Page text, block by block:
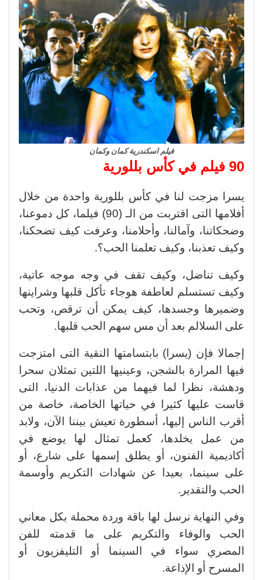
فيلم اسكندرية كمان وكمان
90 فيلم في كأس بللورية
يسرا مزجت لنا في كأس بللورية واحدة من خلال
أفلامها التى اقتربت من الـ (90) فيلما، كل دموعنا،
وضحكاتنا، وآمالنا، وأحلامنا، وعرفت كيف تضحكنا،
وكيف تعذبنا، وكيف تعلمنا الحب؟.
وكيف تناضل، وكيف تقف في وجه موجه عاتية،
وكيف تستسلم لعاطفة هوجاء تأكل قلبها وشراينها
وضميرها وجسدها، كيف يمكن أن ترقص، وتحب
على السلالم بعد أن مس سهم الحب قلبها.
إجمالا فإن (يسرا) بابتسامتها النقية التى امتزجت
فيها المرارة بالشجن، وعينيها اللتين تمثلان سحرا
ودهشة، نظرا لما فيهما من عذابات الدنيا، التى
قاست عليها كثيرا في حياتها الخاصة، خاصة من
أقرب الناس إليها، أسطورة تعيش بيننا الآن، ولابد
من عمل يخلدها، كعمل تمثال لها يوضع في
أكاديمية الفنون، أو يطلق إسمها على شارع، أو
على سينما، بعيدا عن شهادات التكريم وأوسمة
الحب والتقدير.
وفي النهاية نرسل لها باقة وردة محملة بكل معاني
الحب والوفاء والتكريم على ما قدمته للفن
المصري سواء في السينما أو التليفزيون أو
المسرح أو الإذاعة.